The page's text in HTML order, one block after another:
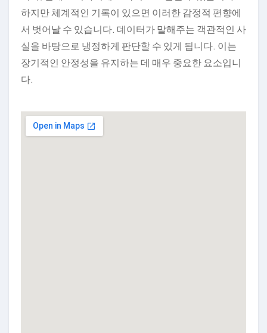
하지만 체계적인 기록이 있으면 이러한 감정적 편향에
서 벗어날 수 있습니다. 데이터가 말해주는 객관적인 사
실을 바탕으로 냉정하게 판단할 수 있게 됩니다. 이는
장기적인 안정성을 유지하는 데 매우 중요한 요소입니
다.